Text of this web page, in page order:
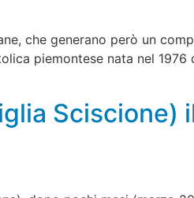
che generano però un
piemontese nata nel 1976
Sciscione)